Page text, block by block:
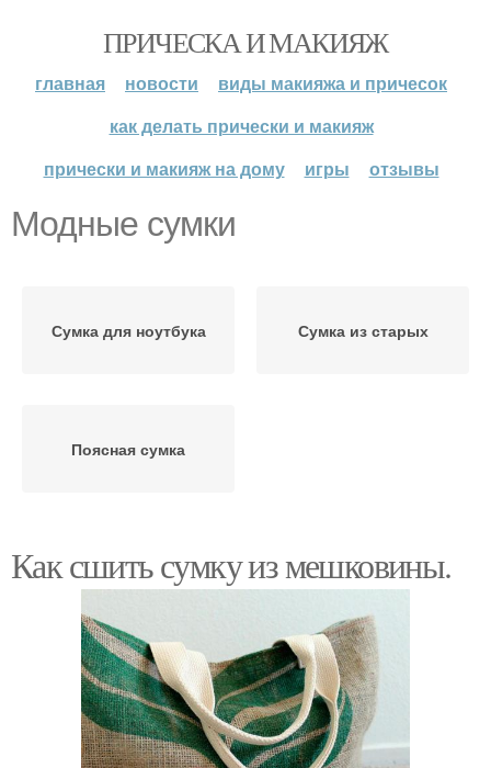
ПРИЧЕСКА И МАКИЯЖ
главная новости
виды макияжа и причесок
как делать прически и макияж
прически и макияж на дому
игры отзывы
Модные сумки
Сумка для ноутбука Сумка из старых
Поясная сумка
Как сшить сумку из мешковины.